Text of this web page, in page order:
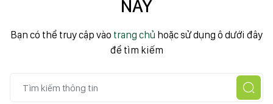
NÀY
Bạn có thể truy cập vào trang chủ hoặc sử dụng ô dưới đây
để tìm kiếm